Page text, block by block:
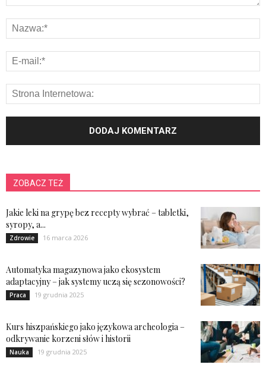
ZOBACZ TEŻ
Jakie leki na grypę bez recepty wybrać – tabletki,
syropy, a...
Zdrowie 16 marca 2026
Automatyka magazynowa jako ekosystem
adaptacyjny – jak systemy uczą się sezonowości?
Praca 19 grudnia 2025
Kurs hiszpańskiego jako językowa archeologia –
odkrywanie korzeni słów i historii
Nauka 19 grudnia 2025